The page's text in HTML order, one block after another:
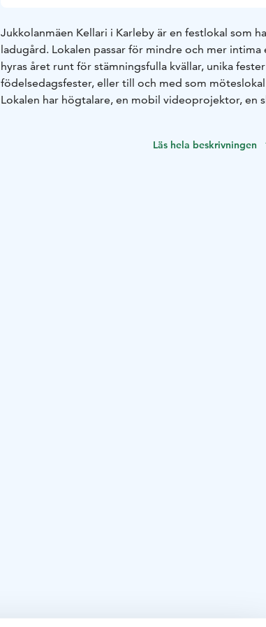
Jukkolanmäen Kellari i Karleby är en festlokal som
ladugård. Lokalen passar för mindre och mer intima
hyras året runt för stämningsfulla kvällar, unika
födelsedagsfester, eller till och med som
Lokalen har högtalare, en mobil videoprojektor, en
Läs hela beskrivningen